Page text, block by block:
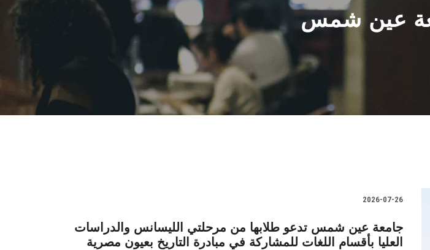
عين شمس
2026-07-26
جامعة عين شمس تدعو طلابها من مرحلتي الليسانس والدراسات
العليا بأقسام اللغات للمشاركة في مبادرة التاريخ بعيون مصرية